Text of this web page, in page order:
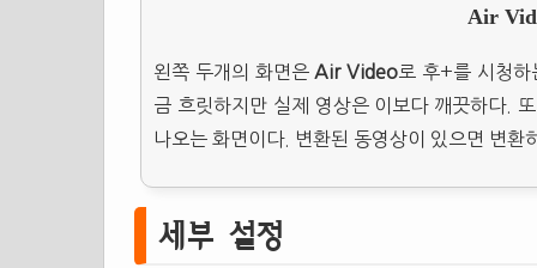
Air
왼쪽 두개의 화면은 Air Video로 후+를 시청하
금 흐릿하지만 실제 영상은 이보다 깨끗하다.
나오는 화면이다. 변환된 동영상이 있으면 변환
세부 설정